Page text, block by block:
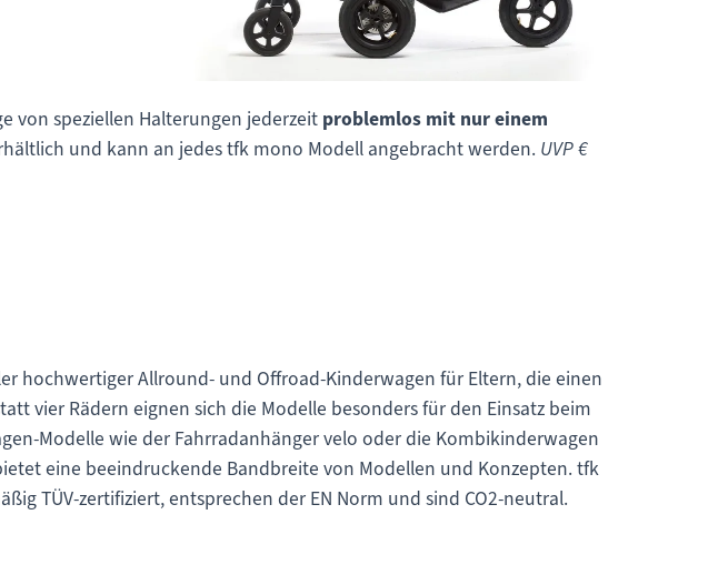
von speziellen Halterungen jederzeitproblemlos mit nur einem
und kann an jedes tfk mono Modell angebracht werden. UVP €
hochwertiger Allround- und Offroad-Kinderwagen für Eltern, die einen
vier Rädern eignen sich die Modelle besonders für den Einsatz beim
Modelle wie der Fahrradanhänger velo oder die Kombikinderwagen
eine beeindruckende Bandbreite von Modellen und Konzepten. tfk
TÜV-zertifiziert, entsprechen der EN Norm und sind CO2-neutral.